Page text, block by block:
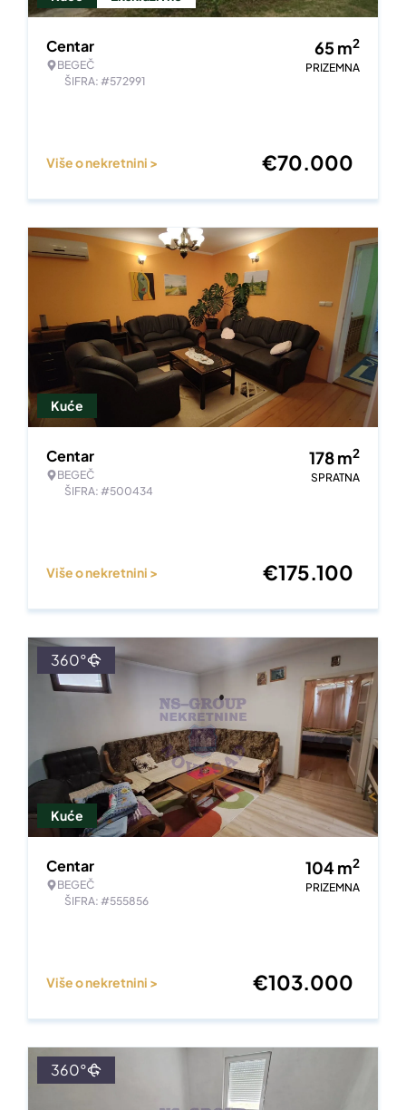
Centar
BEGEČ
ŠIFRA: #572991
65m2
PRIZEMNA
Više o nekretnini > €70.000
Kuće
Centar
BEGEČ
ŠIFRA: #500434
178m2
SPRATNA
Više o nekretnini > €175.100
Kuće
360°
Centar
BEGEČ
ŠIFRA: #555856
104m2
PRIZEMNA
Više o nekretnini > €103.000
360°